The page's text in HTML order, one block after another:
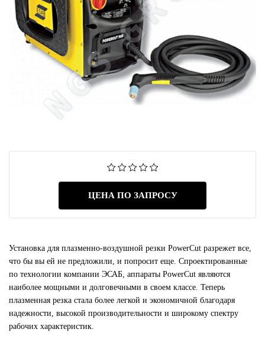
ЦЕНА ПО ЗАПРОСУ
Установка для плазменно-воздушной резки PowerCut разрежет все,
что бы вы ей не предложили, и попросит еще. Спроектированные
по технологии компании ЭСАБ, аппараты PowerCut являются
наиболее мощными и долговечными в своем классе. Теперь
плазменная резка стала более легкой и экономичной благодаря
надежности, высокой производительности и широкому спектру
рабочих характеристик.